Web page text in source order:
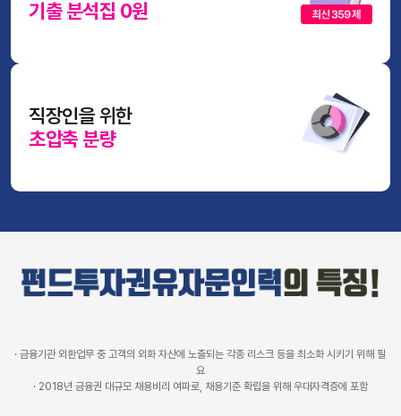
기출 분석집 0원
직장인을 위한
초압축 분량
· 금융기관 외환업무 중 고객의 외화 자산에 노출되는 각종 리스크 등을 최소화 시키기 위해 필
요
· 2018년 금융권 대규모 채용비리 여파로, 채용기준 확립을 위해 우대자격증에 포함